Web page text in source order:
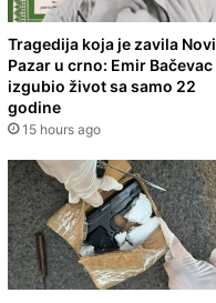
Tragedija koja je zavila Novi
Pazar u crno: Emir Bačevac
izgubio život sa samo 22
godine
15 hours ago